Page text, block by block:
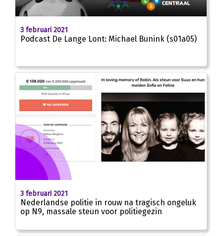
3 februari 2021
Podcast De Lange Lont: Michael Bunink (s01a05)
3 februari 2021
Nederlandse politie in rouw na tragisch ongeluk
op N9, massale steun voor politiegezin